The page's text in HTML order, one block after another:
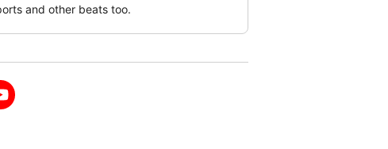
and other beats too.